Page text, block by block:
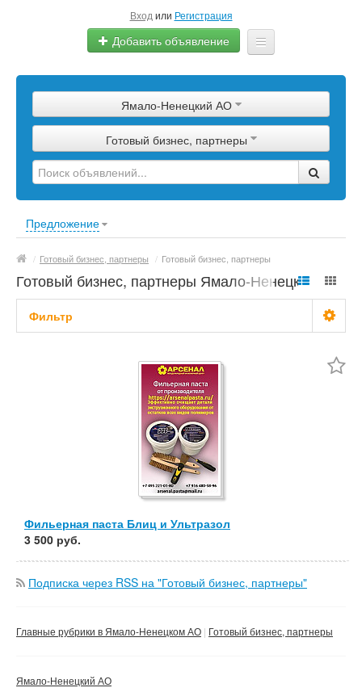
Вход или Регистрация
Добавить объявление
Сырье
Изделия
Оборудование
Ямало-Ненецкий АО
Готовый бизнес, партнеры
Предложение
/ Готовый бизнес, партнеры / Готовый бизнес, партнеры
Готовый бизнес, партнеры Ямало-Ненецкий
АО
Фильтр
Применить Сбросить фильтр
Фильерная паста Блиц и Ультразол
3 500 руб.
Подписка через RSS на "Готовый бизнес, партнеры"
Главные рубрики в Ямало-Ненецком АО Готовый бизнес, партнеры
Ямало-Ненецкий АО